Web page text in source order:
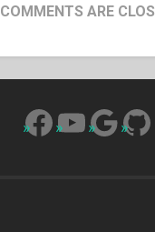
COMMENTS ARE
Facebook